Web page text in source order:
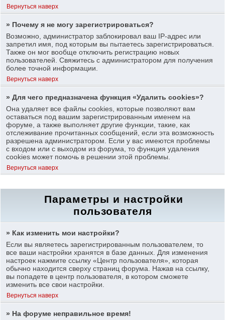
Вернуться наверх
» Почему я не могу зарегистрироваться?
Возможно, администратор заблокировал ваш IP-адрес или
запретил имя, под которым вы пытаетесь зарегистрироваться.
Также он мог вообще отключить регистрацию новых
пользователей. Свяжитесь с администратором для получения
более точной информации.
Вернуться наверх
» Для чего предназначена функция «Удалить cookies»?
Она удаляет все файлы cookies, которые позволяют вам
оставаться под вашим зарегистрированным именем на
форуме, а также выполняет другие функции, такие, как
отслеживание прочитанных сообщений, если эта возможность
разрешена администратором. Если у вас имеются проблемы
с входом или с выходом из форума, то функция удаления
cookies может помочь в решении этой проблемы.
Вернуться наверх
Параметры и настройки
пользователя
» Как изменить мои настройки?
Если вы являетесь зарегистрированным пользователем, то
все ваши настройки хранятся в базе данных. Для изменения
настроек нажмите ссылку «Центр пользователя», которая
обычно находится сверху страниц форума. Нажав на ссылку,
вы попадете в центр пользователя, в котором сможете
изменить все свои настройки.
Вернуться наверх
» На форуме неправильное время!